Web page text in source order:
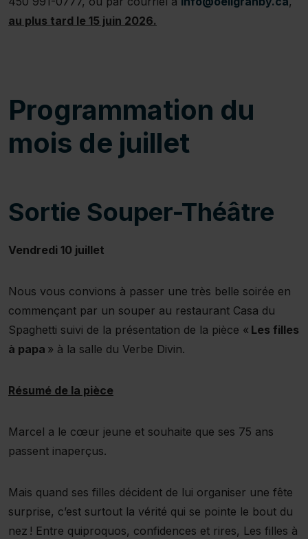
au plus tard le 15 juin 2026.
Programmation du
mois de juillet
Sortie Souper-Théâtre
Vendredi 10 juillet
Nous vous convions à passer une très belle soirée en
commençant par un souper au restaurant Casa du
Spaghetti suivi de la présentation de la pièce « Les filles
à papa » à la salle du Verbe Divin.
Résumé de la pièce
Marcel a le cœur jeune et souhaite que ses 75 ans
passent inaperçus.
Mais quand ses filles décident de lui organiser une fête
surprise, c’est surtout la vérité qui se pointe le bout du
nez ! Entre quiproquos, confidences et rires, Les filles à